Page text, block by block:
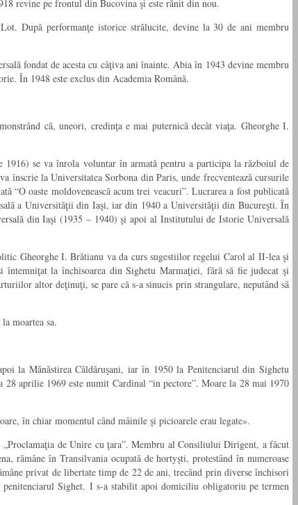
revine pe frontul din Bucovina şi este rănit din nou.
După performanţe istorice strălucite, devine la 30 de ani membru
fondat de acesta cu câţiva ani înainte. Abia în 1943 devine membru
În 1948 este exclus din Academia Română.
că, uneori, credinţa e mai puternică decât viaţa. Gheorghe I.
se va înrola voluntar în armată pentru a participa la războiul de
înscrie la Universitatea Sorbona din Paris, unde frecventează cursurile
oaste moldovenească acum trei veacuri”. Lucrarea a fost publicată
a Universităţii din Iaşi, iar din 1940 a Universităţii din Bucureşti. În
din Iaşi (1935 – 1940) şi apoi al Institutului de Istorie Universală
Gheorghe I. Brătianu va da curs sugestiilor regelui Carol al II-lea şi
la închisoarea din Sighetu Marmaţiei, fără să fie judecat şi
altor deţinuţi, se pare că s-a sinucis prin strangulare, neputând să
moartea sa.
la Mănăstirea Căldăruşani, iar în 1950 la Penitenciarul din Sighetu
aprilie 1969 este numit Cardinal “in pectore”. Moare la 28 mai 1970
în chiar momentul când mâinile şi picioarele erau legate».
de Unire cu ţara”. Membru al Consiliului Dirigent, a făcut
rămâne în Transilvania ocupată de hortyşti, protestând în numeroase
privat de libertate timp de 22 de ani, trecând prin diverse închisori
Sighet. I s-a stabilit apoi domiciliu obligatoriu pe termen